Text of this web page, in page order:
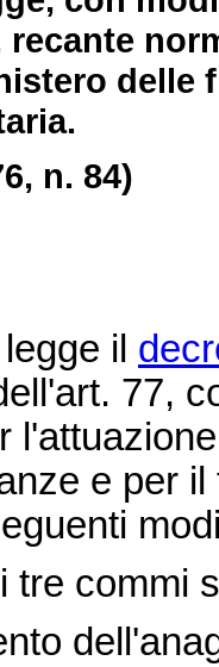
recante
delle
n. 84)
il
77,
e per
commi